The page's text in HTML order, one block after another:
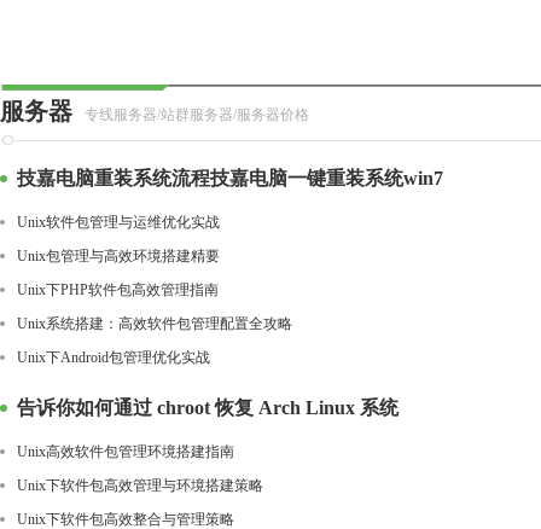
服务器 专线服务器/站群服务器/服务器价格
技嘉电脑重装系统流程技嘉电脑一键重装系统win7
Unix软件包管理与运维优化实战
Unix包管理与高效环境搭建精要
Unix下PHP软件包高效管理指南
Unix系统搭建：高效软件包管理配置全攻略
Unix下Android包管理优化实战
告诉你如何通过 chroot 恢复 Arch Linux 系统
Unix高效软件包管理环境搭建指南
Unix下软件包高效管理与环境搭建策略
Unix下软件包高效整合与管理策略